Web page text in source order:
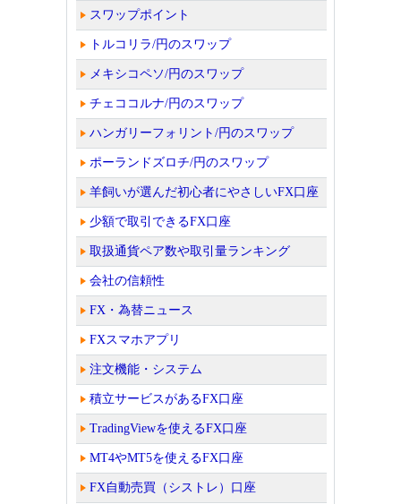
スワップポイント
トルコリラ/円のスワップ
メキシコペソ/円のスワップ
チェココルナ/円のスワップ
ハンガリーフォリント/円のスワップ
ポーランドズロチ/円のスワップ
羊飼いが選んだ初心者にやさしいFX口座
少額で取引できるFX口座
取扱通貨ペア数や取引量ランキング
会社の信頼性
FX・為替ニュース
FXスマホアプリ
注文機能・システム
積立サービスがあるFX口座
TradingViewを使えるFX口座
MT4やMT5を使えるFX口座
FX自動売買（シストレ）口座